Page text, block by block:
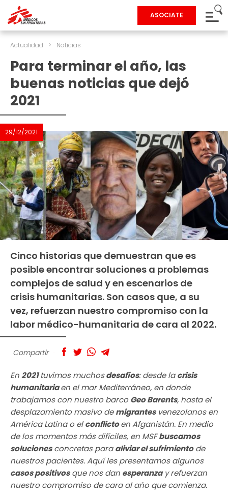
ASOCIATE
Actualidad > Noticias
Para terminar el año, las
buenas noticias que dejó
2021
29/12/2021
Cinco historias que demuestran que es
posible encontrar soluciones a problemas
complejos de salud y en escenarios de
crisis humanitarias. Son casos que, a su
vez, refuerzan nuestro compromiso con la
labor médico-humanitaria de cara al 2022.
Compartir
En2021tuvimos muchosdesafíos: desde lacrisis
humanitariaen el mar Mediterráneo, en donde
trabajamos con nuestro barco Geo Barents, hasta el
desplazamiento masivo demigrantesvenezolanos en
América Latina o elconflictoen Afganistán. En medio
de los momentos más difíciles, en MSFbuscamos
solucionesconcretas paraaliviar el sufrimientode
nuestros pacientes. Aquí les presentamos algunos
casos positivosque nos dan esperanzay refuerzan
nuestro compromiso de cara al año que comienza.